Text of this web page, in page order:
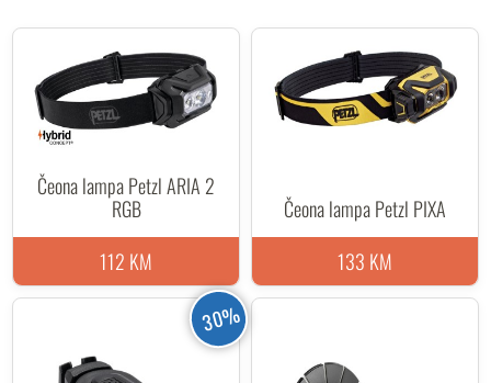
Čeona lampa Petzl ARIA 2
RGB
112 KM
Čeona lampa Petzl PIXA
133 KM
30%